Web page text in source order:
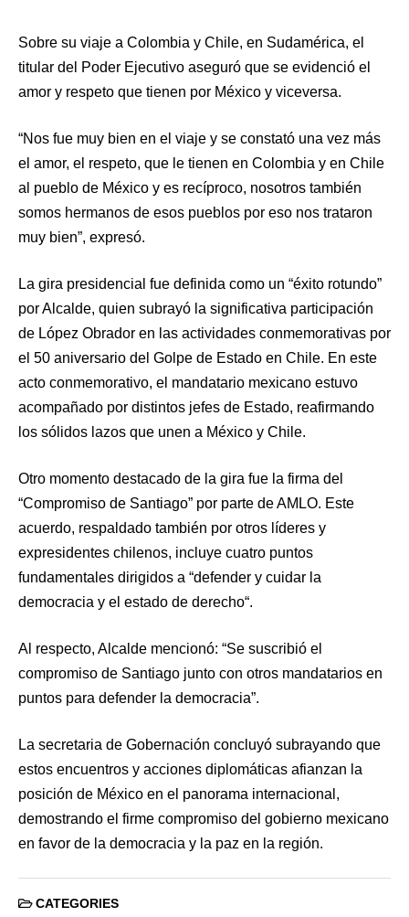
Sobre su viaje a Colombia y Chile, en Sudamérica, el
titular del Poder Ejecutivo aseguró que se evidenció el
amor y respeto que tienen por México y viceversa.
“Nos fue muy bien en el viaje y se constató una vez más
el amor, el respeto, que le tienen en Colombia y en Chile
al pueblo de México y es recíproco, nosotros también
somos hermanos de esos pueblos por eso nos trataron
muy bien”, expresó.
La gira presidencial fue definida como un “éxito rotundo”
por Alcalde, quien subrayó la significativa participación
de López Obrador en las actividades conmemorativas por
el 50 aniversario del Golpe de Estado en Chile. En este
acto conmemorativo, el mandatario mexicano estuvo
acompañado por distintos jefes de Estado, reafirmando
los sólidos lazos que unen a México y Chile.
Otro momento destacado de la gira fue la firma del
“Compromiso de Santiago” por parte de AMLO. Este
acuerdo, respaldado también por otros líderes y
expresidentes chilenos, incluye cuatro puntos
fundamentales dirigidos a “defender y cuidar la
democracia y el estado de derecho“.
Al respecto, Alcalde mencionó: “Se suscribió el
compromiso de Santiago junto con otros mandatarios en
puntos para defender la democracia”.
La secretaria de Gobernación concluyó subrayando que
estos encuentros y acciones diplomáticas afianzan la
posición de México en el panorama internacional,
demostrando el firme compromiso del gobierno mexicano
en favor de la democracia y la paz en la región.
CATEGORIES